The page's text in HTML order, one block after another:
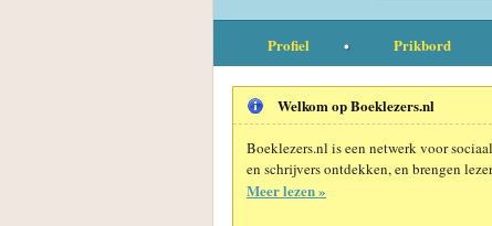
Profiel Prikbord
Welkom op Boeklezers.nl
Boeklezers.nl is een netwerk voor
en schrijvers ontdekken, en brengen
Meer lezen »